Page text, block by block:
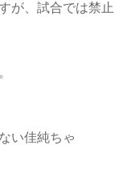
が、試合では禁止
い佳純ちゃ